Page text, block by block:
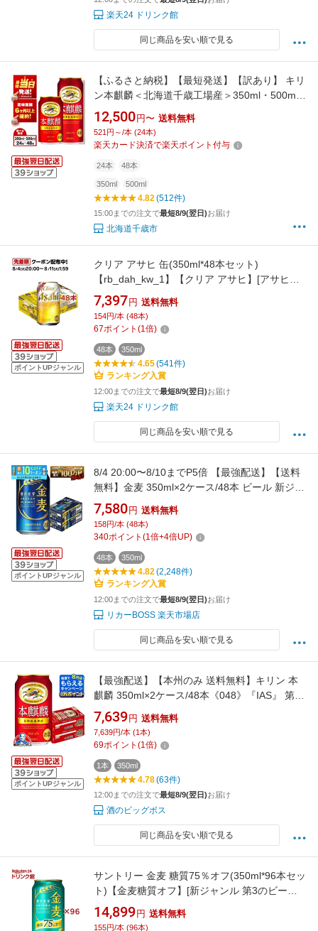
楽天24 ドリンク館
同じ商品を安い順で見る
【ふるさと納税】【最短発送】【訳あり】 キリ
ン本麒麟＜北海道千歳工場産＞350ml・500ml
1〜2ケース（1ケース24本）北海道 ふるさと納
税 ビール お酒 ケース ギフト 酒【北海道千歳
市】ビール ギフト 麒麟 KIRIN
12,500 円〜 送料無料
521円～/本 (24本)
楽天カード決済で楽天ポイント付与
24本 48本
350ml 500ml
4.82(512件)
15:00までの注文で最短8/9(翌日)お届け
北海道千歳市
ポイントUPジャンル
クリア アサヒ 缶(350ml*48本セット)
【rb_dah_kw_1】【クリア アサヒ】[アサヒビ
ール/新ジャンル/クリアアサヒ]
7,397 円 送料無料
154円/本 (48本)
67ポイント (1倍)
48本 350ml
4.65(541件)
ランキング入賞
12:00までの注文で最短8/9(翌日)お届け
楽天24 ドリンク館
同じ商品を安い順で見る
ポイントUPジャンル
8/4 20:00〜8/10までP5倍 【最強配送】【送料
無料】金麦 350ml×2ケース/48本 ビール 新ジャ
ンル サントリービール
7,580 円 送料無料
158円/本 (48本)
340ポイント (1倍+4倍UP)
48本 350ml
4.82(2,248件)
ランキング入賞
12:00までの注文で最短8/9(翌日)お届け
リカーBOSS 楽天市場店
同じ商品を安い順で見る
ポイントUPジャンル
【最強配送】【本州のみ 送料無料】キリン 本
麒麟 350ml×2ケース/48本《048》『IAS』 第3
のビール 新ジャンル
7,639 円 送料無料
7,639円/本 (1本)
69ポイント (1倍)
1本 350ml
4.78(63件)
12:00までの注文で最短8/9(翌日)お届け
酒のビッグボス
同じ商品を安い順で見る
サントリー 金麦 糖質75％オフ(350ml*96本セッ
ト)【金麦糖質オフ】[新ジャンル 第3のビール
発泡酒 金麦オフ]
14,899 円 送料無料
155円/本 (96本)